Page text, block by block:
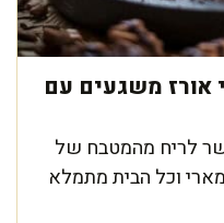
אורז משגעים עם
לריח מהמטבח של
וכל הבית מתמלא